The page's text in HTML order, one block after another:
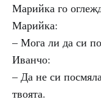
Марийка го
Марийка:
– Мога ли да си
Иванчо:
– Да не си
твоята.